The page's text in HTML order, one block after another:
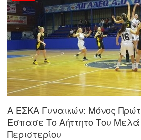
Α ΕΣΚΑ Γυναικών: Μόνος
Έσπασε Το Αήττητο Του
Περιστερίου